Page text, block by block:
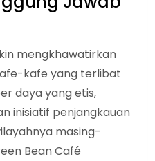
mengkhawatirkan
kafe yang terlibat
daya yang etis,
inisiatif penjangkauan
masing-
Bean Café